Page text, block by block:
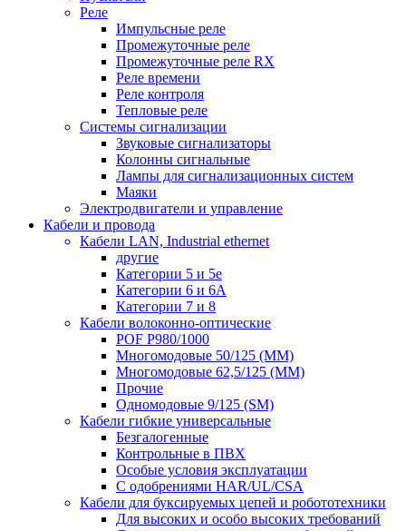
Реле
Импульсные реле
Промежуточные реле
Промежуточные реле RX
Реле времени
Реле контроля
Тепловые реле
Системы сигнализации
Звуковые сигнализаторы
Колонны сигнальные
Лампы для сигнализационных систем
Маяки
Электродвигатели и управление
Кабели и провода
Кабели LAN, Industrial ethernet
другие
Категории 5 и 5е
Категории 6 и 6A
Категории 7 и 8
Кабели волоконно-оптические
POF P980/1000
Многомодовые 50/125 (ММ)
Многомодовые 62,5/125 (ММ)
Прочие
Одномодовые 9/125 (SM)
Кабели гибкие универсальные
Безгалогенные
Контрольные в ПВХ
Особые условия эксплуатации
С одобрениями HAR/UL/CSA
Кабели для буксируемых цепей и робототехники
Для высоких и особо высоких требований